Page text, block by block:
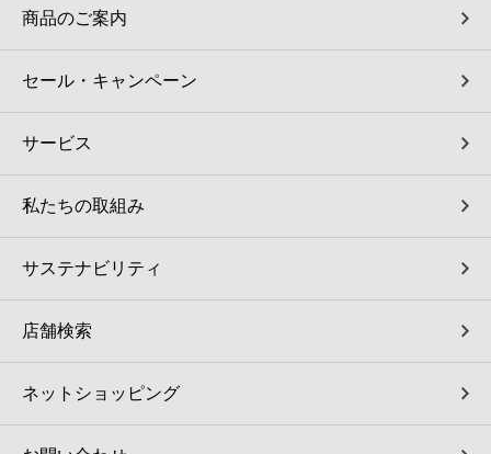
商品のご案内
セール・キャンペーン
サービス
私たちの取組み
サステナビリティ
店舗検索
ネットショッピング